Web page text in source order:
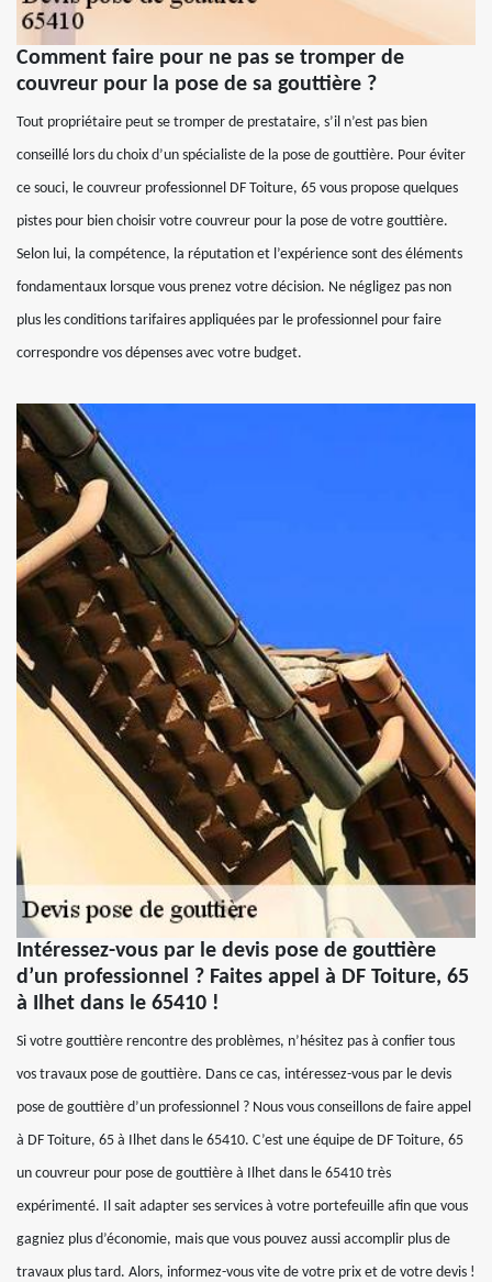
Comment faire pour ne pas se tromper de
couvreur pour la pose de sa gouttière ?
Tout propriétaire peut se tromper de prestataire, s’il n’est pas bien
conseillé lors du choix d’un spécialiste de la pose de gouttière. Pour éviter
ce souci, le couvreur professionnel DF Toiture, 65 vous propose quelques
pistes pour bien choisir votre couvreur pour la pose de votre gouttière.
Selon lui, la compétence, la réputation et l’expérience sont des éléments
fondamentaux lorsque vous prenez votre décision. Ne négligez pas non
plus les conditions tarifaires appliquées par le professionnel pour faire
correspondre vos dépenses avec votre budget.
Intéressez-vous par le devis pose de gouttière
d’un professionnel ? Faites appel à DF Toiture, 65
à Ilhet dans le 65410 !
Si votre gouttière rencontre des problèmes, n’hésitez pas à confier tous
vos travaux pose de gouttière. Dans ce cas, intéressez-vous par le devis
pose de gouttière d’un professionnel ? Nous vous conseillons de faire appel
à DF Toiture, 65 à Ilhet dans le 65410. C’est une équipe de DF Toiture, 65
un couvreur pour pose de gouttière à Ilhet dans le 65410 très
expérimenté. Il sait adapter ses services à votre portefeuille afin que vous
gagniez plus d’économie, mais que vous pouvez aussi accomplir plus de
travaux plus tard. Alors, informez-vous vite de votre prix et de votre devis !